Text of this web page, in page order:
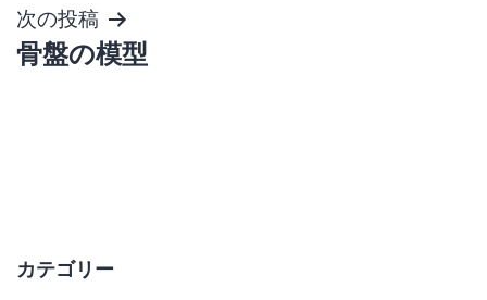
ナ
ビ
ョ
次の投稿
骨盤の模型
カテゴリー